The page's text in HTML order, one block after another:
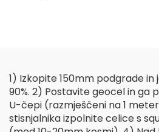
1) Izkopite 150mm podgrade
90%. 2) Postavite geocel in ga
U-čepi (razmješčeni na 1
stisnjalnika izpolnite celice s